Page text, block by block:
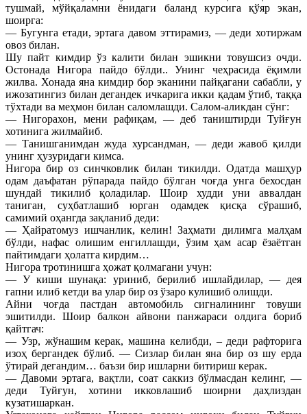
тушмай, мўйқаламни ёнидаги баланд курсига қўяр экан,
шоирга:
— Бугунга етади, эртага давом эттирамиз, — деди хотиржам
овоз билан.
Шу пайт кимдир ўз калити билан эшикни товушсиз очди.
Остонада Нигора пайдо бўлди.. Унинг чеҳрасида ёқимли
жилва. Хонада яна кимдир бор эканини пайқагани сабабли, у
ижозатингиз билан дегандек ичкарига икки қадам ўтиб, таққа
тўхтади ва меҳмон билан саломлашди. Салом-аликдан сўнг:
— Нигорахон, мени рафиқам, — деб таништирди Туйғун
хотинига жилмайиб.
— Танишганимдан жуда хурсандман, — деди жавоб қилди
унинг ҳузуридаги кимса.
Нигора бир оз синчковлик билан тикилди. Одатда машҳур
одам даъфатан рўпарада пайдо бўлган чоғда унга бехосдан
шундай тикилиб қоладилар. Шоир худди уни аввалдан
таниган, суҳбатлашиб юрган одамдек қисқа сўрашиб,
самимий оҳангда зақланиб деди:
— Ҳайратомуз ишчанлик, келин! Заҳмати дилимга малҳам
бўлди, нафас олишим енгиллашди, ўзим ҳам асар ёзаётган
пайтимдаги ҳолатга кирдим…
Нигора тротинишга ҳожат қолмагани учун:
— У киши шунақа: уриниб, берилиб ишлайдилар, — дея
гапни илиб кетди ва улар бир оз ўзаро кулишиб олишди.
Айни чоғда пастдан автомобиль сигналининг товуши
эшитилди. Шоир балкон айвони панжараси олдига бориб
қайтгач:
— Узр, жўнашим керак, машина келибди, – деди рафторига
изоҳ бергандек бўлиб. — Сизлар билан яна бир оз шу ерда
ўтирай дегандим… баъзи бир ишларни битириш керак.
— Давоми эртага, вақтли, соат саккиз бўлмасдан келинг, —
деди Туйғун, хотини икковлашиб шоирни даҳлиздан
кузатишаркан.